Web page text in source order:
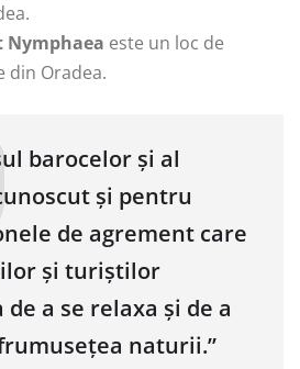
Nymphaea este un loc de
din Oradea.
barocelor și al
și pentru
de agrement care
și turiștilor
a se relaxa și de a
naturii.”